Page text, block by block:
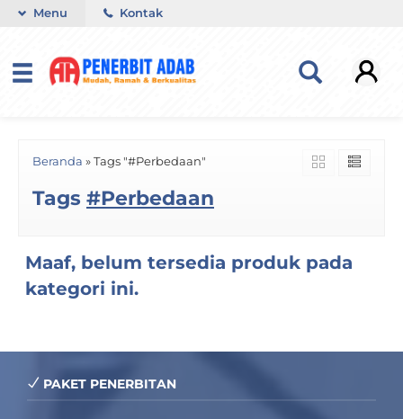
Menu Kontak
Beranda » Tags "#Perbedaan"
Tags #Perbedaan
Maaf, belum tersedia produk pada
kategori ini.
PAKET PENERBITAN